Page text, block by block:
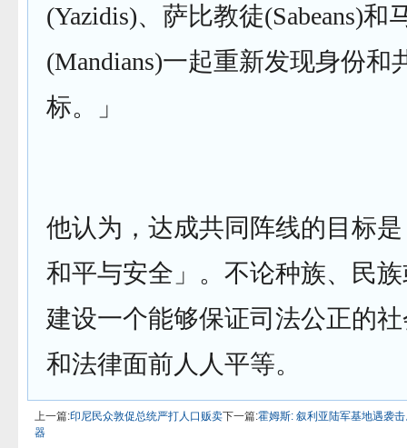
(Yazidis)、萨比教徒(Sabeans)和
(Mandians)一起重新发现身份和
标。」
他认为，达成共同阵线的目标
和平与安全」。不论种族、民
建设一个能够保证司法公正的
和法律面前人人平等。
上一篇:印尼民众敦促总统严打人口贩卖下一篇:霍姆斯: 叙利亚陆军基地遇袭
器